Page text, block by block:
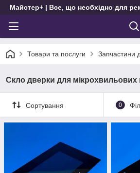
Майстер+ | Все, що необхідно для
Товари та послуги Запчастини
Скло дверки для мікрохвильових
Сортування 0